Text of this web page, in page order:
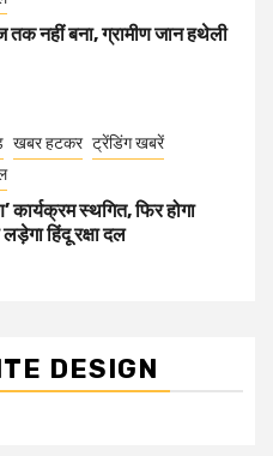
नहीं बना, ग्रामीण जान हथेली
खबर हटकर ट्रेंडिंग खबरें
कार्यक्रम स्थगित, फिर होगा
हिंदू रक्षा दल
DESIGN